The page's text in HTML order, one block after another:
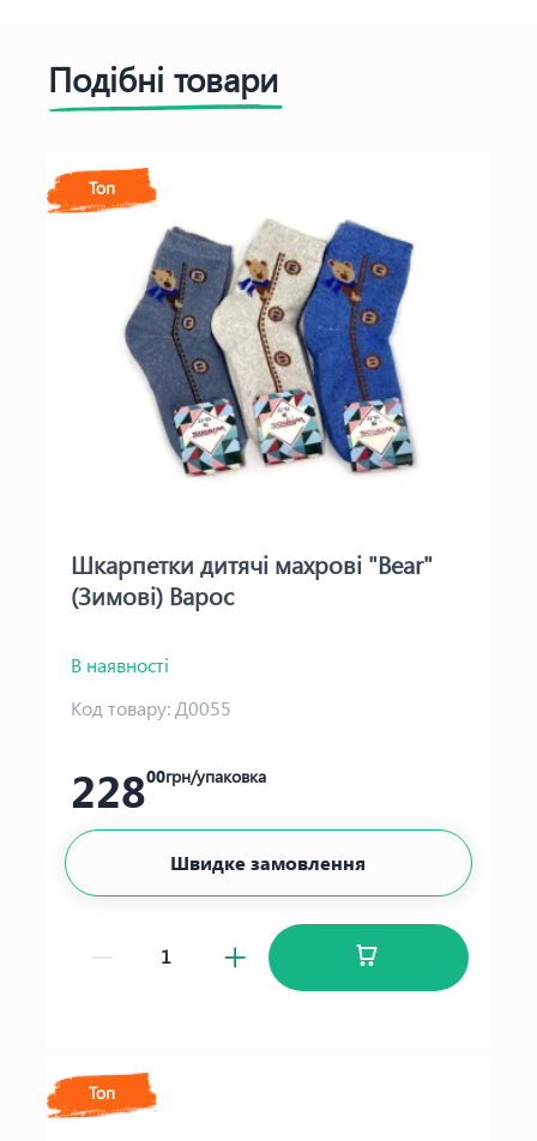
Подібні товари
Топ
Шкарпетки дитячі махрові "Bear"
(Зимові) Варос
В наявності
Код товару:Д0055
22800грн/упаковка
Швидке замовлення
Топ